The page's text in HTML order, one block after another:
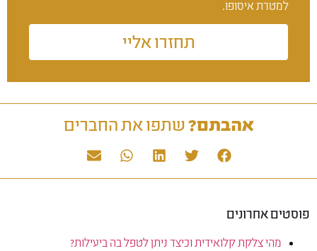
למטרת איסופו.
תחזרו אליי
אהבתם?שתפו את החברים
פוסטים אחרונים
מהי צלקת קלואידית וכיצד ניתן לטפל בה ביעילות?